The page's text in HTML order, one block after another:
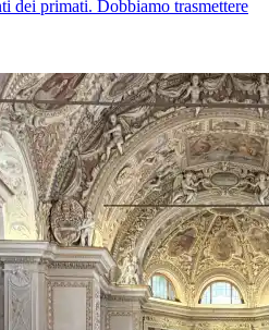
dei primati. Dobbiamo trasmettere